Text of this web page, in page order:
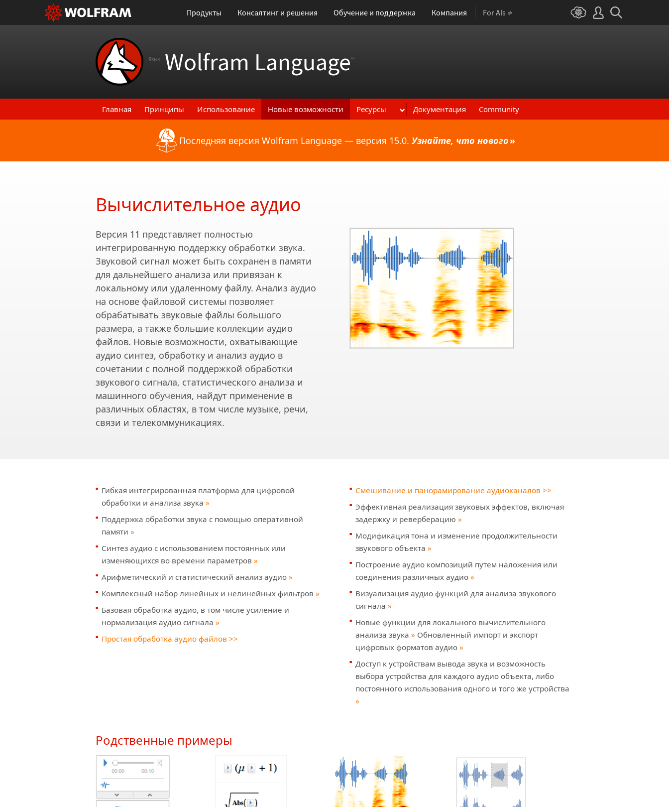
Продукты Консалтинг и решения Обучение и поддержка Компания For AIs
Язык Wolfram Language™
Главная Принципы Использование Новые возможности Ресурсы Документация Community
Назад к последним функциональным возможностям
Последняя версия Wolfram Language — версия 15.0. Узнайте, что нового»
Вычислительное аудио
Версия 11 представляет полностью
интегрированную поддержку обработки звука.
Звуковой сигнал может быть сохранен в памяти
для дальнейшего анализа или привязан к
локальному или удаленному файлу. Анализ аудио
на основе файловой системы позволяет
обрабатывать звуковые файлы большого
размера, а также большие коллекции аудио
файлов. Новые возможности, охватывающие
аудио синтез, обработку и анализ аудио в
сочетании с полной поддержкой обработки
звукового сигнала, статистического анализа и
машинного обучения, найдут применение в
различных областях, в том числе музыке, речи,
связи и телекоммуникациях.
Гибкая интегрированная платформа для цифровой
обработки и анализа звука »
Поддержка обработки звука с помощью оперативной
памяти »
Синтез аудио с использованием постоянных или
изменяющихся во времени параметров »
Арифметический и статистический анализ аудио »
Комплексный набор линейных и нелинейных фильтров »
Базовая обработка аудио, в том числе усиление и
нормализация аудио сигнала »
Простая обработка аудио файлов >>
Смешивание и панорамирование аудиоканалов >>
Эффективная реализация звуковых эффектов, включая
задержку и реверберацию »
Модификация тона и изменение продолжительности
звукового объекта »
Построение аудио композиций путем наложения или
соединения различных аудио »
Визуализация аудио функций для анализа звукового
сигнала »
Новые функции для локального вычислительного
анализа звукa » Обновленный импорт и экспорт
цифровых форматов аудио »
Доступ к устройствам вывода звука и возможность
выбора устройства для каждого аудио объекта, либо
постоянного использования одного и того же устройства
»
Родственные примеры